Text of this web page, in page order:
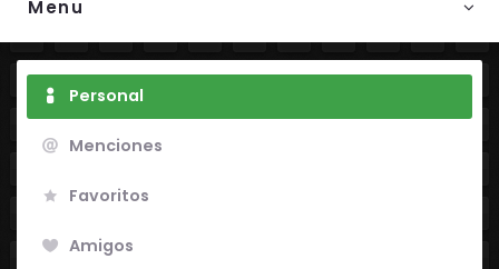
Menu
Personal
Menciones
Favoritos
Amigos